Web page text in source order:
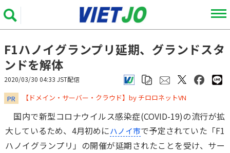
F1ハノイグランプリ延期、グランドスタ
ンドを解体
2020/03/30 04:33 JST配信
PR ​​​​​​​【ドメイン・サーバー・クラウド】by チロロネットVN
国内で新型コロナウイルス感染症(COVID-19)の流行が拡
大しているため、4月初めにハノイ市で予定されていた「F1
ハノイグランプリ」の開催が延期されたことを受け、サー